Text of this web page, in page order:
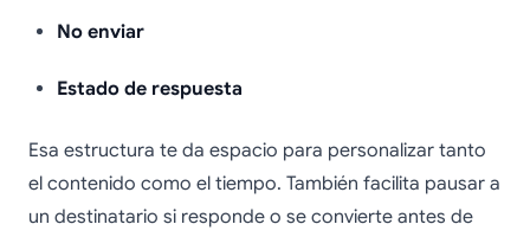
No enviar
Estado de respuesta
Esa estructura te da espacio para personalizar tanto
el contenido como el tiempo. También facilita pausar a
un destinatario si responde o se convierte antes de